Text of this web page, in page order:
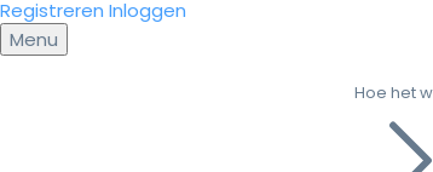
Registreren Inloggen
Menu
Hoe het